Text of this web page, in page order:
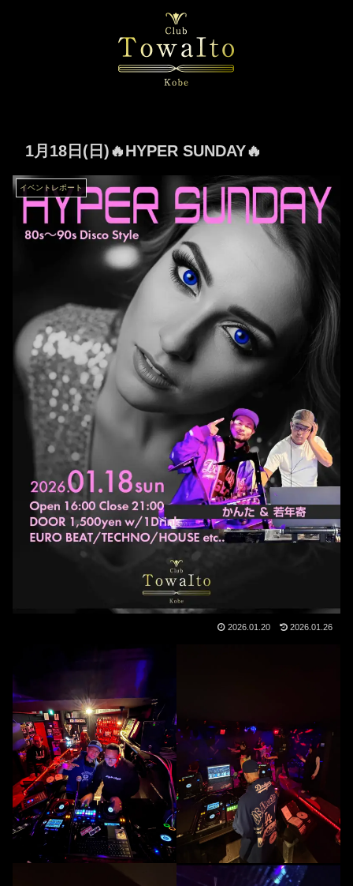
1月18日(日)🔥HYPER SUNDAY🔥
イベントレポート
2026.01.20 2026.01.26